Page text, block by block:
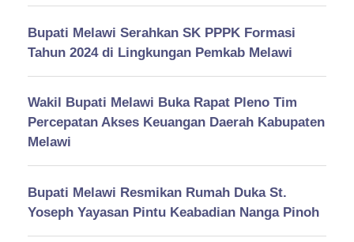
Bupati Melawi Serahkan SK PPPK Formasi
Tahun 2024 di Lingkungan Pemkab Melawi
Wakil Bupati Melawi Buka Rapat Pleno Tim
Percepatan Akses Keuangan Daerah Kabupaten
Melawi
Bupati Melawi Resmikan Rumah Duka St.
Yoseph Yayasan Pintu Keabadian Nanga Pinoh